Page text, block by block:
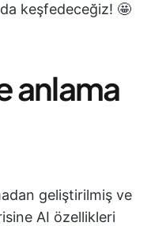
keşfedeceğiz! 🤩
anlama
geliştirilmiş ve
AI özellikleri